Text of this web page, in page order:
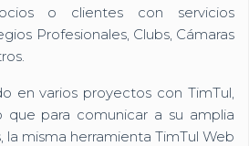
o clientes con servicios
Profesionales, Clubs, Cámaras
en varios proyectos con TimTul,
para comunicar a su amplia
misma herramienta TimTul Web